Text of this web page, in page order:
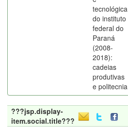
tecnológica
do instituto
federal do
Paraná
(2008-
2018):
cadeias
produtivas
e politecnia
???jsp.display-
item.social.title???